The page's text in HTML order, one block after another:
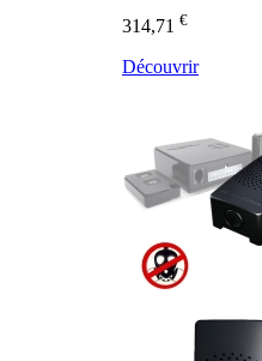
314,71 €
Découvrir